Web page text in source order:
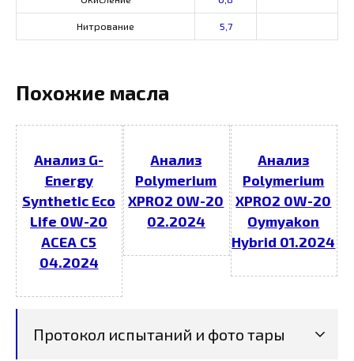
Нитрование 5,7
Похожие масла
Анализ G-
Energy
Synthetic Eco
Life 0W-20
ACEA C5
04.2024
Анализ
Polymerium
XPRO2 0W-20
02.2024
Анализ
Polymerium
XPRO2 0W-20
Oymyakon
Hybrid 01.2024
Протокол испытаний и фото тары